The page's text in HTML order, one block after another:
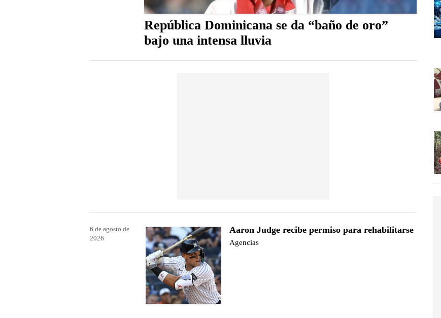
República Dominicana se da “baño de oro”
bajo una intensa lluvia
6 de agosto de
2026
Aaron Judge recibe permiso para rehabilitarse
Agencias